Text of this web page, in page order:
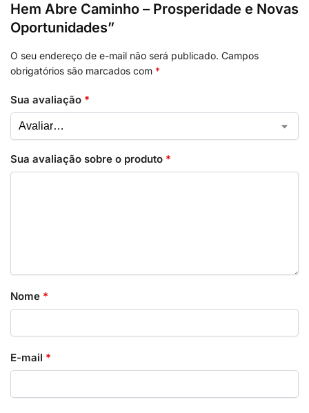
Hem Abre Caminho – Prosperidade e Novas
Oportunidades”
O seu endereço de e-mail não será publicado. Campos
obrigatórios são marcados com *
Sua avaliação *
Sua avaliação sobre o produto *
Nome *
E-mail *